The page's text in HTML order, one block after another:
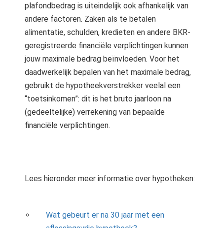
plafondbedrag is uiteindelijk ook afhankelijk van
andere factoren. Zaken als te betalen
alimentatie, schulden, kredieten en andere BKR-
geregistreerde financiële verplichtingen kunnen
jouw maximale bedrag beïnvloeden. Voor het
daadwerkelijk bepalen van het maximale bedrag,
gebruikt de hypotheekverstrekker veelal een
“toetsinkomen”: dit is het bruto jaarloon na
(gedeeltelijke) verrekening van bepaalde
financiële verplichtingen.
Lees hieronder meer informatie over hypotheken:
Wat gebeurt er na 30 jaar met een